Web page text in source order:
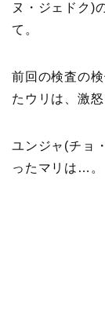
ヌ・ジェドク)
て。
前回の検査の
たウリは、激怒
ユンジャ(チョ
ったマリは…。